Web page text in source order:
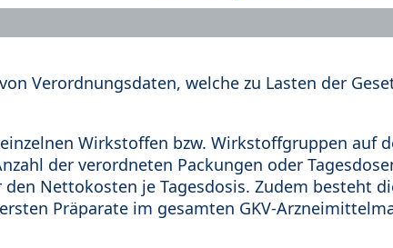
Verordnungsdaten, welche zu Lasten der
Wirkstoffen bzw. Wirkstoffgruppen auf
der verordneten Packungen oder
Nettokosten je Tagesdosis. Zudem besteht
Präparate im gesamten GKV-